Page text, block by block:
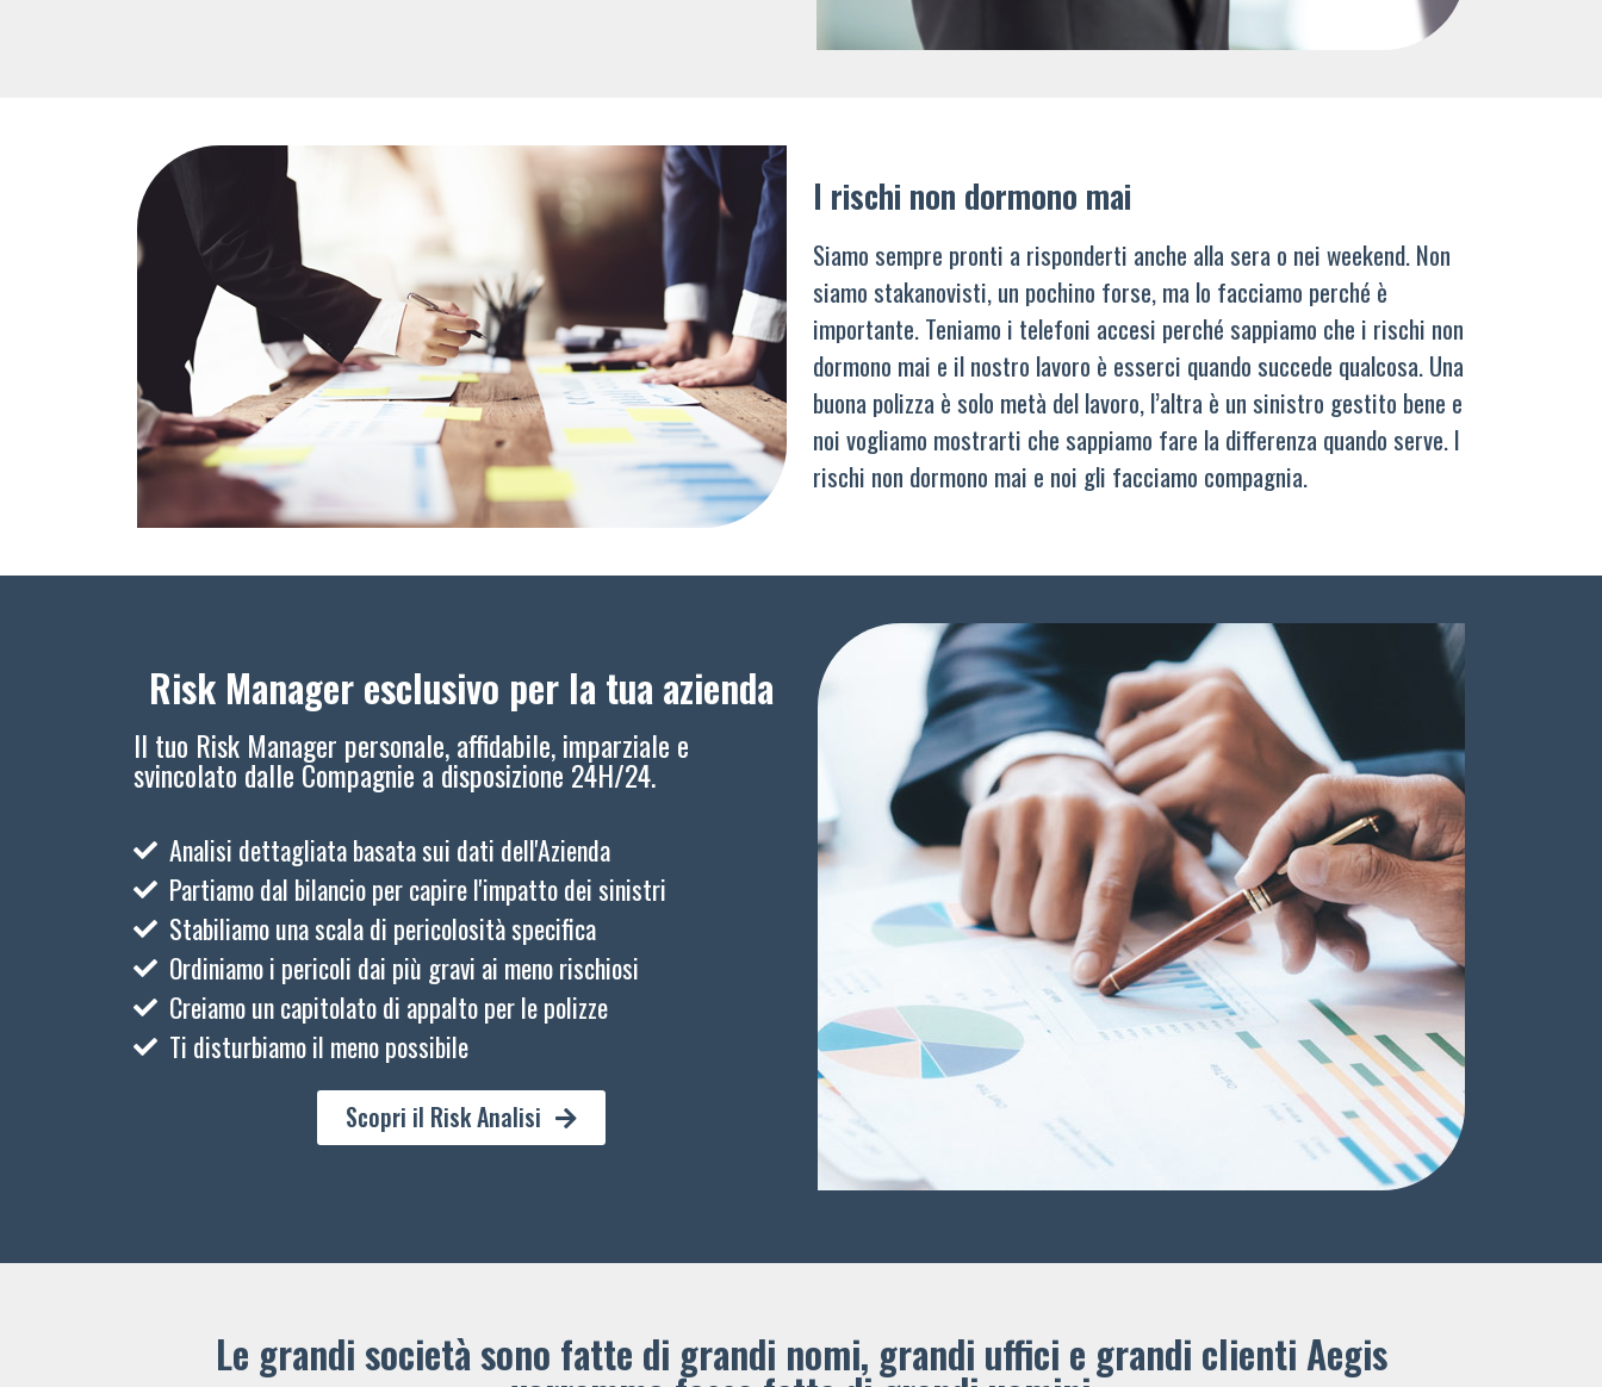
I rischi non dormono mai
Siamo sempre pronti a risponderti anche alla sera o nei weekend. Non
siamo stakanovisti, un pochino forse, ma lo facciamo perché è
importante. Teniamo i telefoni accesi perché sappiamo che i rischi non
dormono mai e il nostro lavoro è esserci quando succede qualcosa. Una
buona polizza è solo metà del lavoro, l’altra è un sinistro gestito bene e
noi vogliamo mostrarti che sappiamo fare la differenza quando serve. I
rischi non dormono mai e noi gli facciamo compagnia.
Risk Manager esclusivo per la tua azienda
Il tuo Risk Manager personale, affidabile, imparziale e
svincolato dalle Compagnie a disposizione 24H/24.
Analisi dettagliata basata sui dati dell'Azienda
Partiamo dal bilancio per capire l'impatto dei sinistri
Stabiliamo una scala di pericolosità specifica
Ordiniamo i pericoli dai più gravi ai meno rischiosi
Creiamo un capitolato di appalto per le polizze
Ti disturbiamo il meno possibile
Scopri il Risk Analisi
Le grandi società sono fatte di grandi nomi, grandi uffici e grandi clienti ​Aegis